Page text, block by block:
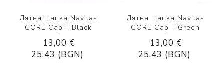
Лятна шапка Navitas
CORE Cap II Black
13,00 €
25,43 (BGN)
Лятна шапка Navitas
CORE Cap II Green
13,00 €
25,43 (BGN)